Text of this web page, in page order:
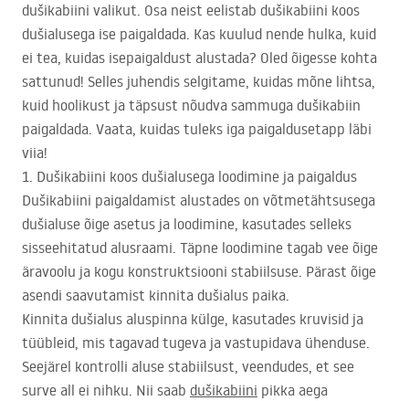
dušikabiini valikut. Osa neist eelistab dušikabiini koos
dušialusega ise paigaldada. Kas kuulud nende hulka, kuid
ei tea, kuidas isepaigaldust alustada? Oled õigesse kohta
sattunud! Selles juhendis selgitame, kuidas mõne lihtsa,
kuid hoolikust ja täpsust nõudva sammuga dušikabiin
paigaldada. Vaata, kuidas tuleks iga paigaldusetapp läbi
viia!
1. Dušikabiini koos dušialusega loodimine ja paigaldus
Dušikabiini paigaldamist alustades on võtmetähtsusega
dušialuse õige asetus ja loodimine, kasutades selleks
sisseehitatud alusraami. Täpne loodimine tagab vee õige
äravoolu ja kogu konstruktsiooni stabiilsuse. Pärast õige
asendi saavutamist kinnita dušialus paika.
Kinnita dušialus aluspinna külge, kasutades kruvisid ja
tüübleid, mis tagavad tugeva ja vastupidava ühenduse.
Seejärel kontrolli aluse stabiilsust, veendudes, et see
surve all ei nihku. Nii saab dušikabiini pikka aega